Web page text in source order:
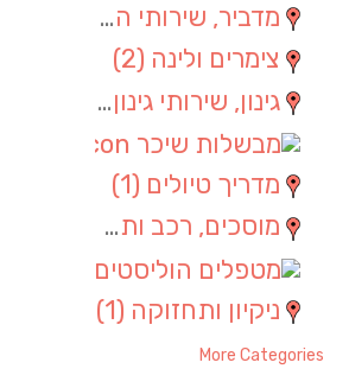
מדביר, שירותי הדברה
צימרים ולינה (2)
גינון, שירותי גינון (1)
מדריך טיולים (1)
מוסכים, רכב ותחבורה
ניקיון ותחזוקה (1)
More Categories